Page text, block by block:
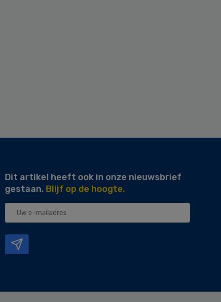
Dit artikel heeft ook in onze nieuwsbrief
gestaan. Blijf op de hoogte.
Uw